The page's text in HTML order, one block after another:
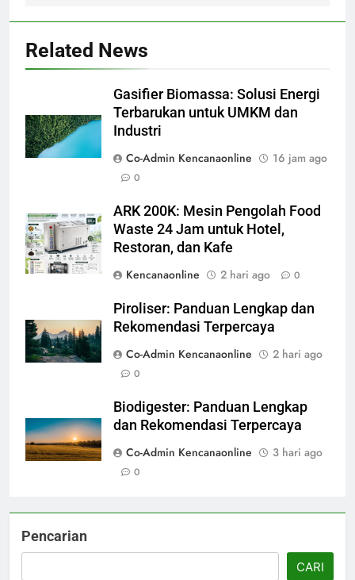
Related News
Gasifier Biomassa: Solusi Energi
Terbarukan untuk UMKM dan
Industri
Co-Admin Kencanaonline
16 jam ago
0
ARK 200K: Mesin Pengolah Food
Waste 24 Jam untuk Hotel,
Restoran, dan Kafe
Kencanaonline
2 hari ago 0
Piroliser: Panduan Lengkap dan
Rekomendasi Terpercaya
Co-Admin Kencanaonline
2 hari ago
0
Biodigester: Panduan Lengkap
dan Rekomendasi Terpercaya
Co-Admin Kencanaonline
3 hari ago
0
Pencarian
CARI